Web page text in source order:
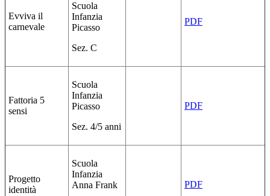
Evviva il
carnevale
Scuola
Infanzia
Picasso
Sez. C
PDF
Fattoria 5
sensi
Scuola
Infanzia
Picasso
Sez. 4/5 anni
PDF
Progetto
identità
Scuola
Infanzia
Anna Frank
PDF